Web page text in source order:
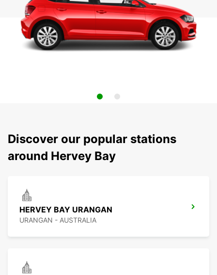
Discover our popular stations
around Hervey Bay
HERVEY BAY URANGAN
URANGAN - AUSTRALIA